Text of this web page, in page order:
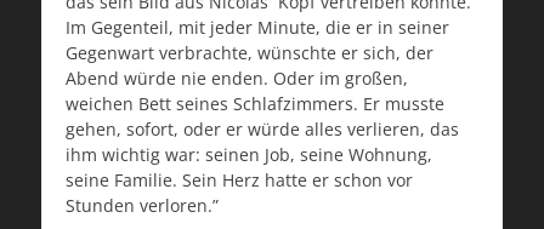
Im Gegenteil, mit jeder Minute, die er in seiner
Gegenwart verbrachte, wünschte er sich, der
Abend würde nie enden. Oder im großen,
weichen Bett seines Schlafzimmers. Er musste
gehen, sofort, oder er würde alles verlieren, das
ihm wichtig war: seinen Job, seine Wohnung,
seine Familie. Sein Herz hatte er schon vor
Stunden verloren.”